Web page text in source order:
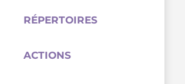
RÉPERTOIRES
ACTIONS